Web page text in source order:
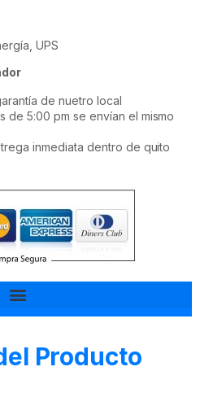
,UPS
de nuetro local
de 5:00 pm se envían el mismo
inmediata dentro de quito
Producto